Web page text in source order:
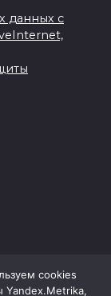
данных с
cookies
Yandex.Metrika,